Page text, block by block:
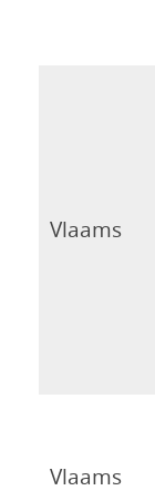
Vlaams
Vlaams